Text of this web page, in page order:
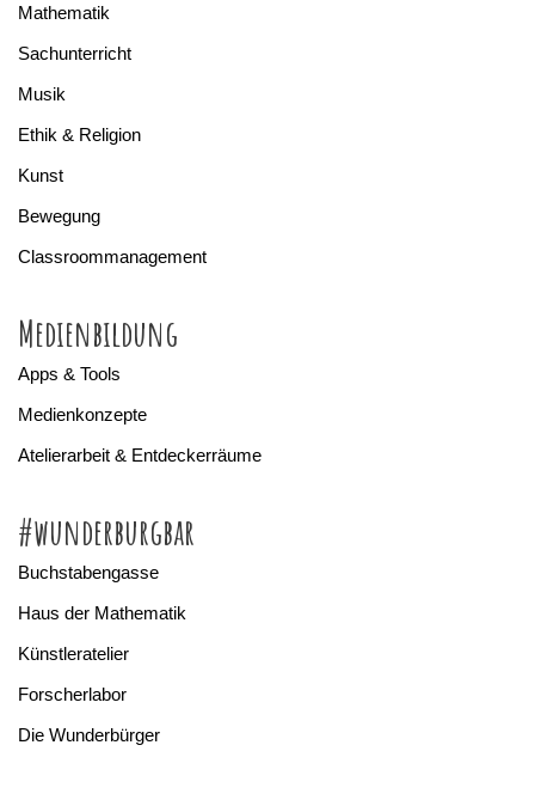
Mathematik
Sachunterricht
Musik
Ethik & Religion
Kunst
Bewegung
Classroommanagement
Medienbildung
Apps & Tools
Medienkonzepte
Atelierarbeit & Entdeckerräume
#wunderburgbar
Buchstabengasse
Haus der Mathematik
Künstleratelier
Forscherlabor
Die Wunderbürger